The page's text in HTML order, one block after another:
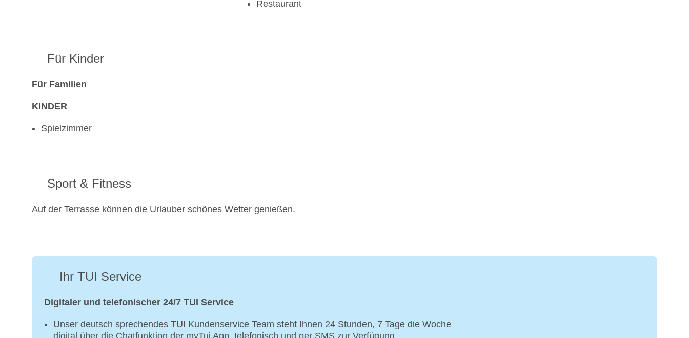
Restaurant
Für Kinder
Für Familien
KINDER
Spielzimmer
Sport & Fitness
Auf der Terrasse können die Urlauber schönes Wetter genießen.
Ihr TUI Service
Digitaler und telefonischer 24/7 TUI Service
Unser deutsch sprechendes TUI Kundenservice Team steht Ihnen 24 Stunden, 7 Tage die Woche